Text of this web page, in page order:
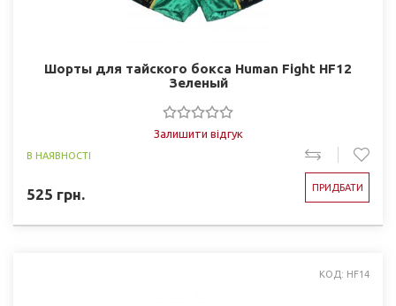
Шорты для тайского бокса Human Fight HF12
Зеленый
Залишити відгук
В НАЯВНОСТІ
525 грн. ПРИДБАТИ
КОД: HF14